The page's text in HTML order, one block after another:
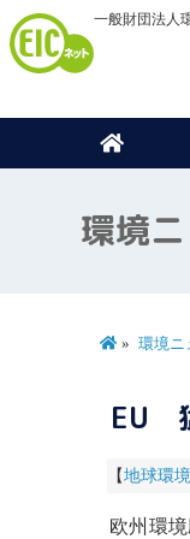
一般財団法人
環境
環境ニ
EU
【地球環境
欧州環境